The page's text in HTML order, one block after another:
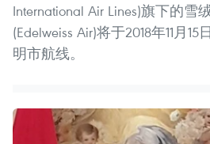
International Air Lines)旗下的雪
(Edelweiss Air)将于2018年11月
明市航线。